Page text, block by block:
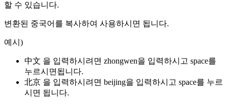
할 수 있습니다.
변환된 중국어를 복사하여 사용하시면 됩니다.
예시)
中文 을 입력하시려면 zhongwen을 입력하시고 space를
누르시면됩니다.
北京 을 입력하시려면 beijing을 입력하시고 space를 누르
시면 됩니다.